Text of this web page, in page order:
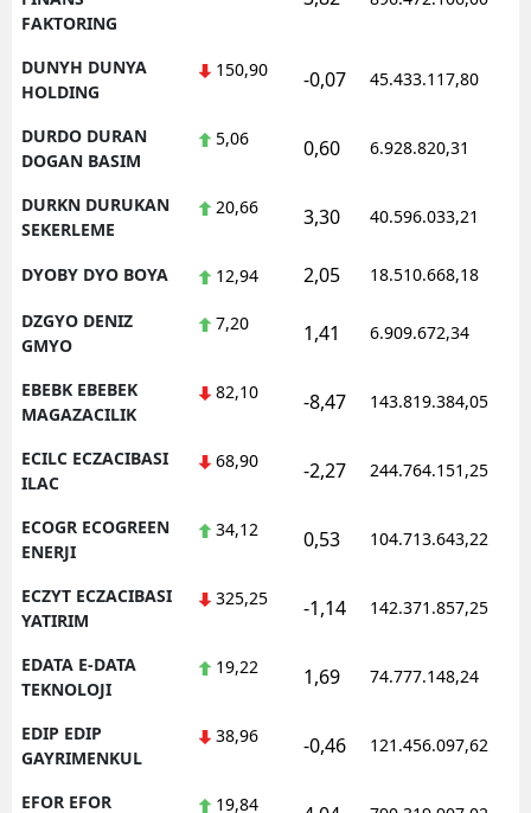
FAKTORING
DUNYH DUNYA
HOLDING
150,90 -0,07 45.433.117,80
DURDO DURAN
DOGAN BASIM
5,06 0,60 6.928.820,31
DURKN DURUKAN
SEKERLEME
20,66 3,30 40.596.033,21
DYOBY DYO BOYA 12,94 2,05 18.510.668,18
DZGYO DENIZ
GMYO
7,20 1,41 6.909.672,34
EBEBK EBEBEK
MAGAZACILIK
82,10 -8,47 143.819.384,05
ECILC ECZACIBASI
ILAC
68,90 -2,27 244.764.151,25
ECOGR ECOGREEN
ENERJI
34,12 0,53 104.713.643,22
ECZYT ECZACIBASI
YATIRIM
325,25 -1,14 142.371.857,25
EDATA E-DATA
TEKNOLOJI
19,22 1,69 74.777.148,24
EDIP EDIP
GAYRIMENKUL
38,96 -0,46 121.456.097,62
EFOR EFOR
19,84